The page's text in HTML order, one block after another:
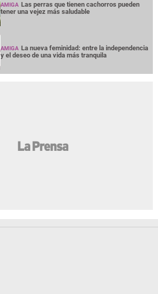
AMIGA Las perras que tienen cachorros pueden
tener una vejez más saludable
AMIGA La nueva feminidad: entre la independencia
y el deseo de una vida más tranquila